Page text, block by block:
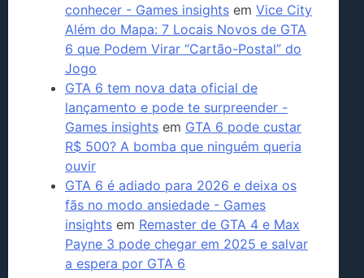
conhecer - Games insights em Vice City
Além do Mapa: 7 Locais Novos de GTA
6 que Podem Virar “Cartão-Postal” do
Jogo
GTA 6 tem nova data oficial de
lançamento e pode te surpreender -
Games insights em GTA 6 pode custar
R$ 500? A bomba que ninguém queria
ouvir
GTA 6 é adiado para 2026 e deixa os
fãs no modo ansiedade - Games
insights em Remaster de GTA 4 e Max
Payne 3 pode chegar em 2025 e salvar
a espera por GTA 6